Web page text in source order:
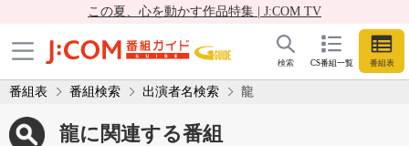
この夏、心を動かす作品特集 | J:COM TV
CS番組一覧 番組表
検索
番組表 番組検索 出演者名検索 龍
龍に関連する番組